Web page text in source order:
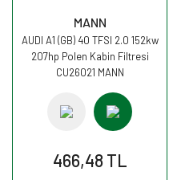
MANN
AUDI A1 (GB) 40 TFSI 2.0 152kw
207hp Polen Kabin Filtresi
CU26021 MANN
466,48 TL